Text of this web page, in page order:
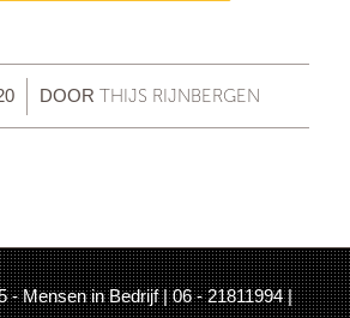
DOORTHIJS RIJNBERGEN
- Mensen in Bedrijf | 06 - 21811994 |